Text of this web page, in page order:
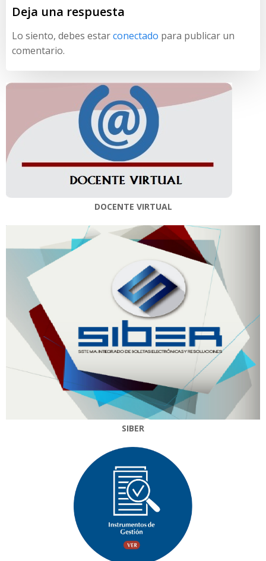
Deja una respuesta
Lo siento, debes estarconectado para publicar un
comentario.
DOCENTE VIRTUAL
SIBER